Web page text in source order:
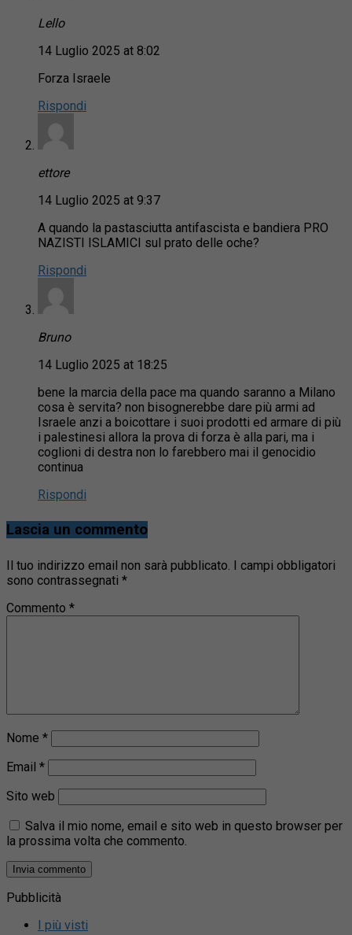
Lello
14 Luglio 2025 at 8:02
Forza Israele
Rispondi
ettore
14 Luglio 2025 at 9:37
A quando la pastasciutta antifascista e bandiera PRO
NAZISTI ISLAMICI sul prato delle oche?
Rispondi
Bruno
14 Luglio 2025 at 18:25
bene la marcia della pace ma quando saranno a Milano
cosa è servita? non bisognerebbe dare più armi ad
Israele anzi a boicottare i suoi prodotti ed armare di più
i palestinesi allora la prova di forza è alla pari, ma i
coglioni di destra non lo farebbero mai il genocidio
continua
Rispondi
Lascia un commento
Il tuo indirizzo email non sarà pubblicato.
I campi obbligatori
sono contrassegnati *
Commento *
Nome *
Email *
Sito web
Salva il mio nome, email e sito web in questo browser per
la prossima volta che commento.
Pubblicità
I più visti